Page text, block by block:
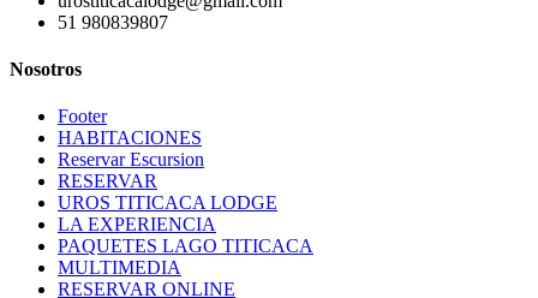
51 980839807
Nosotros
Footer
HABITACIONES
Reservar Escursion
RESERVAR
UROS TITICACA LODGE
LA EXPERIENCIA
PAQUETES LAGO TITICACA
MULTIMEDIA
RESERVAR ONLINE